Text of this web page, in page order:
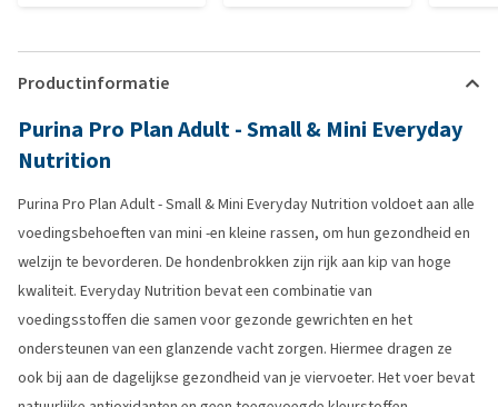
Productinformatie
Purina Pro Plan Adult - Small & Mini Everyday
Nutrition
Purina Pro Plan Adult - Small & Mini Everyday Nutrition voldoet aan alle
voedingsbehoeften van mini -en kleine rassen, om hun gezondheid en
welzijn te bevorderen. De hondenbrokken zijn rijk aan kip van hoge
kwaliteit. Everyday Nutrition bevat een combinatie van
voedingsstoffen die samen voor gezonde gewrichten en het
ondersteunen van een glanzende vacht zorgen. Hiermee dragen ze
ook bij aan de dagelijkse gezondheid van je viervoeter. Het voer bevat